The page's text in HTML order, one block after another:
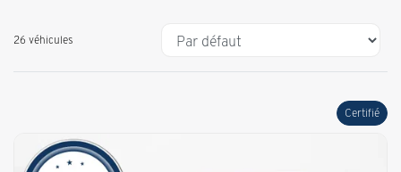
26 véhicules
Certifié